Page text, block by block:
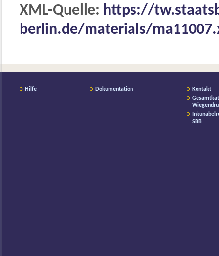
XML-Quelle: https://
berlin.de/materials/
Hilfe Dokumentation
Kontakt
SBB